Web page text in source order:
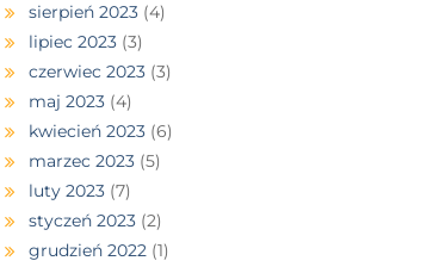
sierpień 2023(4)
lipiec 2023(3)
czerwiec 2023(3)
maj 2023(4)
kwiecień 2023(6)
marzec 2023(5)
luty 2023(7)
styczeń 2023(2)
grudzień 2022(1)